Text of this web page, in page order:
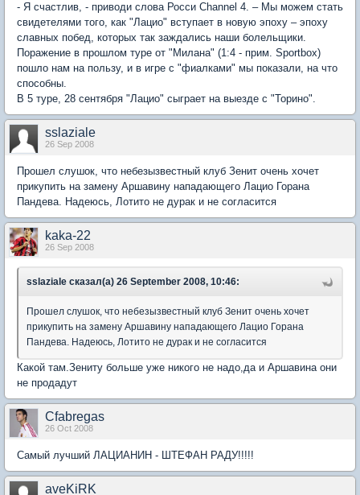
- Я счастлив, - приводи слова Росси Channel 4. – Мы можем стать
свидетелями того, как "Лацио" вступает в новую эпоху – эпоху
славных побед, которых так заждались наши болельщики.
Поражение в прошлом туре от "Милана" (1:4 - прим. Sportbox)
пошло нам на пользу, и в игре с "фиалками" мы показали, на что
способны.
В 5 туре, 28 сентября "Лацио" сыграет на выезде с "Торино".
sslaziale
26 Sep 2008
Прошел слушок, что небезызвестный клуб Зенит очень хочет
прикупить на замену Аршавину нападающего Лацио Горана
Пандева. Надеюсь, Лотито не дурак и не согласится
kaka-22
26 Sep 2008
sslaziale сказал(а) 26 September 2008, 10:46:
Прошел слушок, что небезызвестный клуб Зенит очень хочет
прикупить на замену Аршавину нападающего Лацио Горана
Пандева. Надеюсь, Лотито не дурак и не согласится
Какой там.Зениту больше уже никого не надо,да и Аршавина они
не продадут
Cfabregas
26 Oct 2008
Самый лучший ЛАЦИАНИН - ШТЕФАН РАДУ!!!!!
aveKiRK